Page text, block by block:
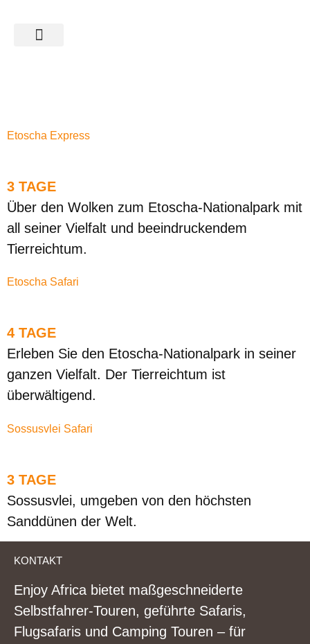
Etoscha Express
3 TAGE
Über den Wolken zum Etoscha-Nationalpark mit
all seiner Vielfalt und beeindruckendem
Tierreichtum.
Etoscha Safari
4 TAGE
Erleben Sie den Etoscha-Nationalpark in seiner
ganzen Vielfalt. Der Tierreichtum ist
überwältigend.
Sossusvlei Safari
3 TAGE
Sossusvlei, umgeben von den höchsten
Sanddünen der Welt.
KONTAKT
Enjoy Africa bietet maßgeschneiderte
Selbstfahrer-Touren, geführte Safaris,
Flugsafaris und Camping Touren – für